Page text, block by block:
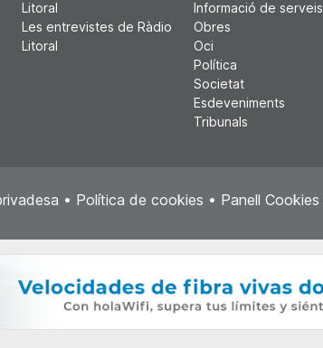
Litoral
Les entrevistes de Ràdio
Litoral
Informació de serveis
Obres
Oci
Política
Societat
Esdeveniments
Tribunals
• Política de cookies • Panell Cookies